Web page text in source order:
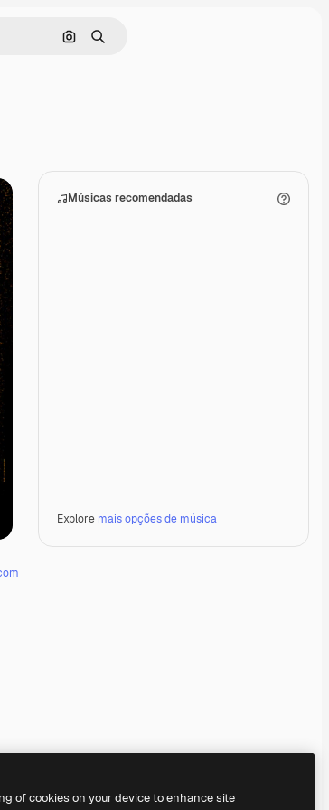
Pesquisar por imagem
Buscar
Músicas recomendadas
Explore mais opções de música
Premium
Premium
of cookies on your device to enhance site